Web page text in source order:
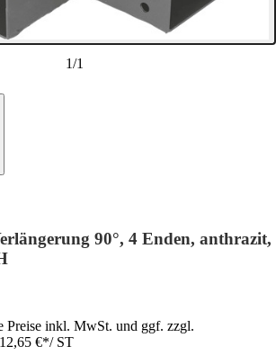
1/1
90°, 4 Enden, anthrazit,
inkl. MwSt. und ggf. zzgl.
12,65 €*/ ST